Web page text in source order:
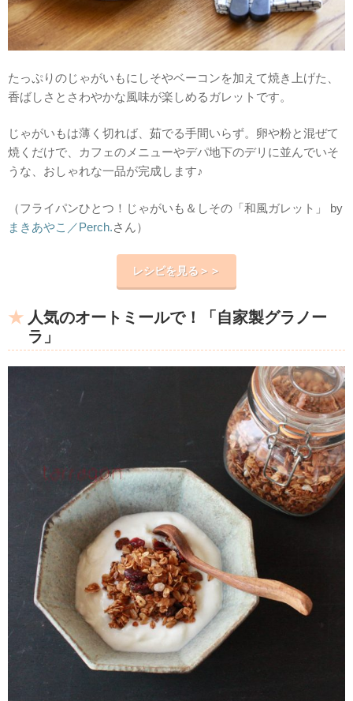
たっぷりのじゃがいもにしそやベーコンを加えて焼き上げた、
香ばしさとさわやかな風味が楽しめるガレットです。
じゃがいもは薄く切れば、茹でる手間いらず。卵や粉と混ぜて
焼くだけで、カフェのメニューやデパ地下のデリに並んでいそ
うな、おしゃれな一品が完成します♪
（フライパンひとつ！じゃがいも＆しその「和風ガレット」 by
まきあやこ／Perch.さん）
レシピを見る＞＞
人気のオートミールで！「自家製グラノー
ラ」